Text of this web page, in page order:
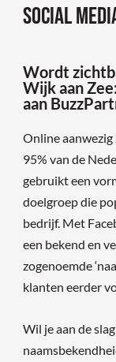
Social
Wordt
Wijk aan
aan
Online
95% van de
gebruikt een
doelgroep die
bedrijf. Met
een bekend en
zogenoemde
klanten eerder
Wil je aan de